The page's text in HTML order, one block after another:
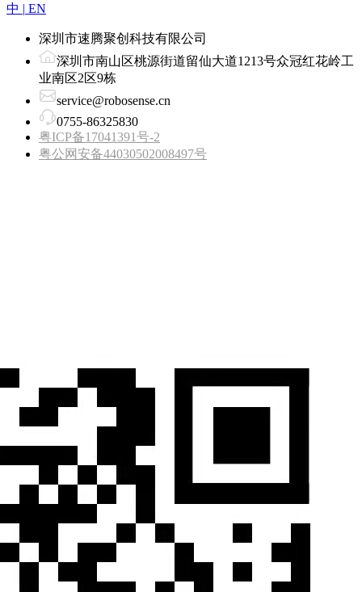
中 | EN
深圳市速腾聚创科技有限公司
深圳市南山区桃源街道留仙大道1213号众冠红花岭工
业南区2区9栋
service@robosense.cn
0755-86325830
粤ICP备17041391号-2
粤公网安备44030502008497号